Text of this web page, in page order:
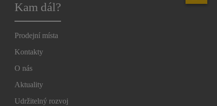
Kam dál?
Prodejní místa
Kontakty
O nás
Aktuality
Udržitelný rozvoj